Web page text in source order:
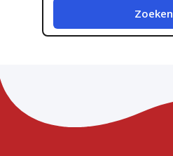
Zoeken